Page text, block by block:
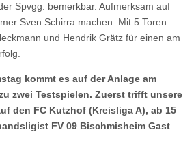
Spvgg. bemerkbar. Aufmerksam auf
Sven Schirra machen. Mit 5 Toren
und Hendrik Grätz für einen am
kommt es auf der Anlage am
zwei Testspielen. Zuerst trifft unsere
den FC Kutzhof (Kreisliga A), ab 15
FV 09 Bischmisheim Gast